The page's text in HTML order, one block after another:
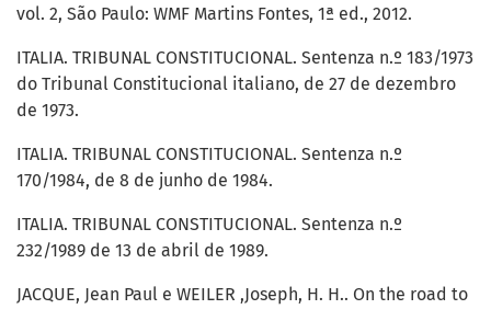
vol. 2, São Paulo: WMF Martins Fontes, 1ª ed., 2012.
ITALIA. TRIBUNAL CONSTITUCIONAL. Sentenza n.º 183/1973
do Tribunal Constitucional italiano, de 27 de dezembro
de 1973.
ITALIA. TRIBUNAL CONSTITUCIONAL. Sentenza n.º
170/1984, de 8 de junho de 1984.
ITALIA. TRIBUNAL CONSTITUCIONAL. Sentenza n.º
232/1989 de 13 de abril de 1989.
JACQUE, Jean Paul e WEILER ,Joseph, H. H.. On the road to